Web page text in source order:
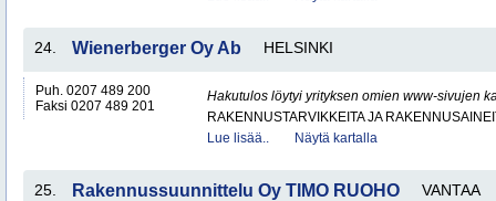
24. Wienerberger Oy Ab HELSINKI
Puh. 0207 489 200
Faksi 0207 489 201
Hakutulos löytyi yrityksen omien www-sivujen
RAKENNUSTARVIKKEITA JA
Lue lisää..
Näytä kartalla
25. Rakennussuunnittelu Oy TIMO RUOHO VANTAA